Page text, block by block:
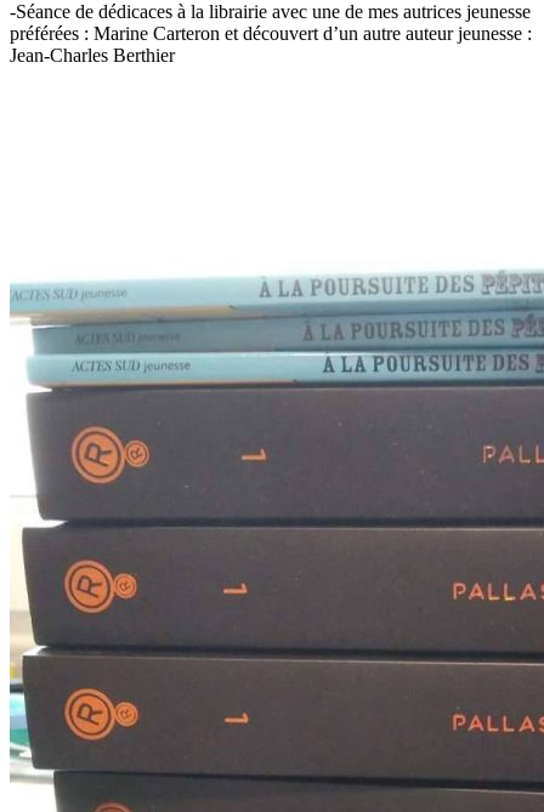
-Séance de dédicaces à la librairie avec une de mes autrices jeunesse
préférées : Marine Carteron et découvert d’un autre auteur jeunesse :
Jean-Charles Berthier